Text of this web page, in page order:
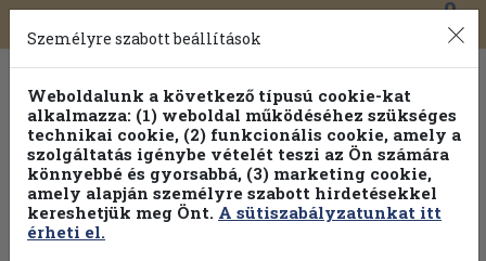
Toggle
navigation
0
Személyre szabott beállítások
Weboldalunk a következő típusú cookie-kat
alkalmazza: (1) weboldal működéséhez szükséges
technikai cookie, (2) funkcionális cookie, amely a
szolgáltatás igénybe vételét teszi az Ön számára
könnyebbé és gyorsabbá, (3) marketing cookie,
amely alapján személyre szabott hirdetésekkel
kereshetjük meg Önt. A sütiszabályzatunkat itt
érheti el.